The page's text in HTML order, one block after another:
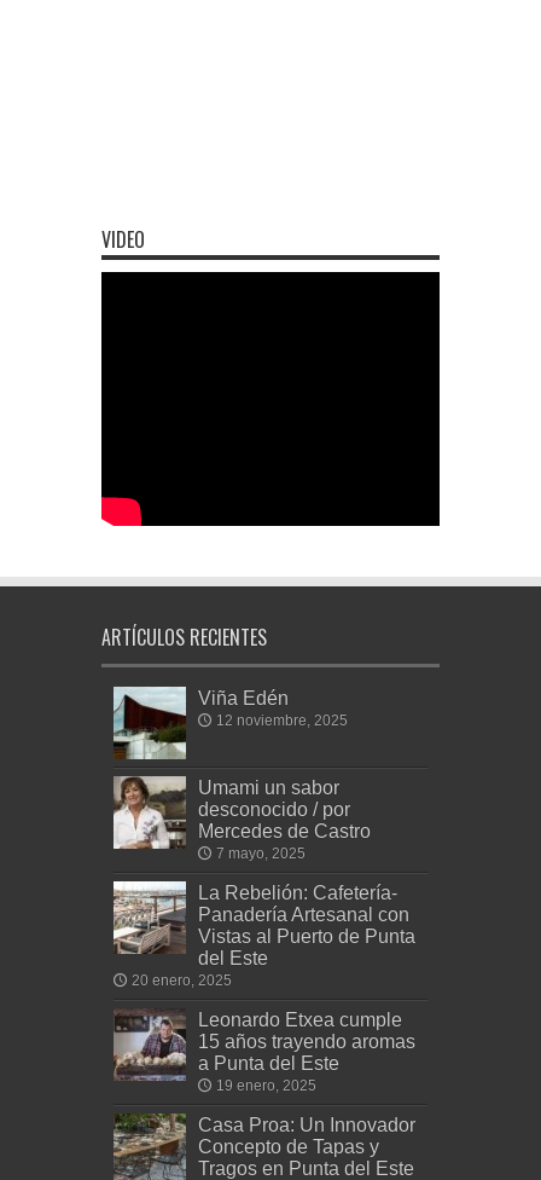
VIDEO
ARTÍCULOS RECIENTES
Viña Edén
12 noviembre, 2025
Umami un sabor
desconocido / por
Mercedes de Castro
7 mayo, 2025
La Rebelión: Cafetería-
Panadería Artesanal con
Vistas al Puerto de Punta
del Este
20 enero, 2025
Leonardo Etxea cumple
15 años trayendo aromas
a Punta del Este
19 enero, 2025
Casa Proa: Un Innovador
Concepto de Tapas y
Tragos en Punta del Este